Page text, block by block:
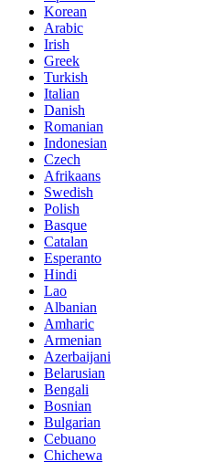
Korean
Arabic
Irish
Greek
Turkish
Italian
Danish
Romanian
Indonesian
Czech
Afrikaans
Swedish
Polish
Basque
Catalan
Esperanto
Hindi
Lao
Albanian
Amharic
Armenian
Azerbaijani
Belarusian
Bengali
Bosnian
Bulgarian
Cebuano
Chichewa